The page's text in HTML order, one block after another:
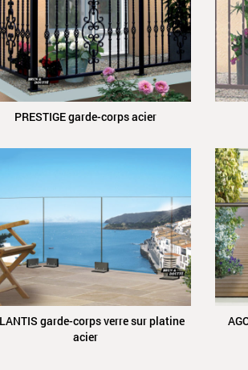
PRESTIGE garde-corps acier
garde-corps verre sur platine
acier